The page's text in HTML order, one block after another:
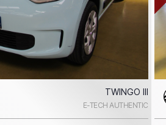
TWINGO III
E-TECH AUTHENTIC